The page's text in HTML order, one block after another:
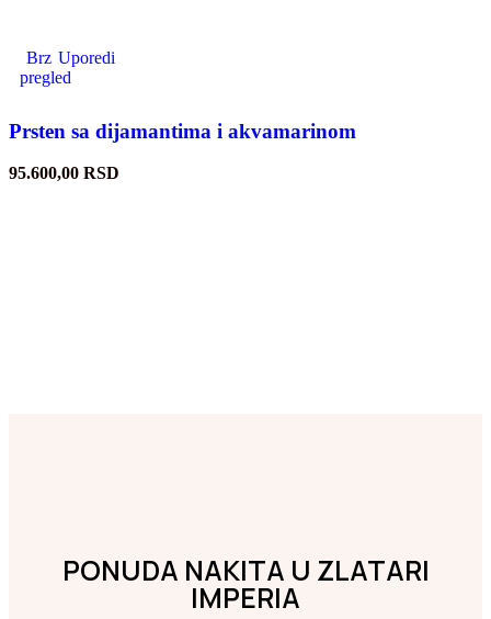
Brz
pregled
Uporedi
Prsten sa dijamantima i akvamarinom
95.600,00 RSD
PONUDA NAKITA U ZLATARI
IMPERIA